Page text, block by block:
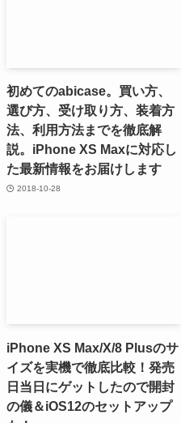
初めてのabicase。買い方、
選び方、受け取り方、装着方
法、利用方法までを徹底解
説。iPhone XS Maxに対応し
た最新情報をお届けします
2018-10-28
iPhone XS Max/X/8 Plusのサ
イズを実機で徹底比較！発売
日当日にゲットしたので開封
の儀＆iOS12のセットアップ